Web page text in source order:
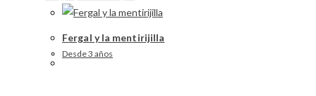
Fergal y la mentirijilla
Desde 3 años